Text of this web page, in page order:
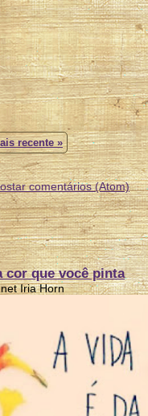
recente »
comentários (Atom)
cor que você pinta
Iria Horn